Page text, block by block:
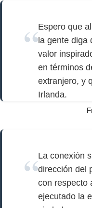
Espero que
la gente diga
valor
en términos
extranjero, y
Irlanda.
La conexión
dirección del
con respecto
ejecutado la